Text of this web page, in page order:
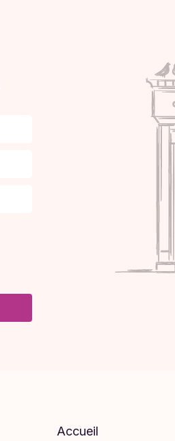
Accueil